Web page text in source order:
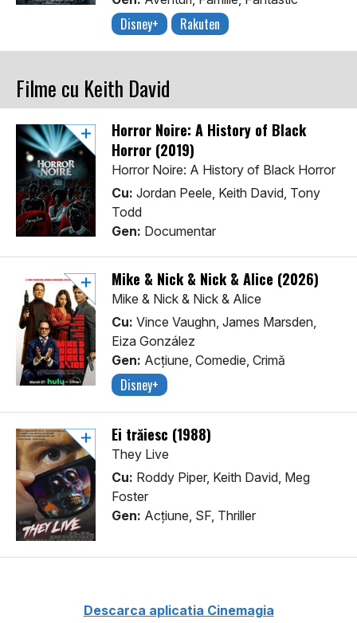
Disney+ Rakuten
Filme cu Keith David
Horror Noire: A History of Black
Horror (2019)
Horror Noire: A History of Black Horror
Cu: Jordan Peele, Keith David, Tony
Todd
Gen: Documentar
Mike & Nick & Nick & Alice (2026)
Mike & Nick & Nick & Alice
Cu: Vince Vaughn, James Marsden,
Eiza González
Gen: Acţiune, Comedie, Crimă
Disney+
Ei trăiesc (1988)
They Live
Cu: Roddy Piper, Keith David, Meg
Foster
Gen: Acţiune, SF, Thriller
Descarca aplicatia Cinemagia